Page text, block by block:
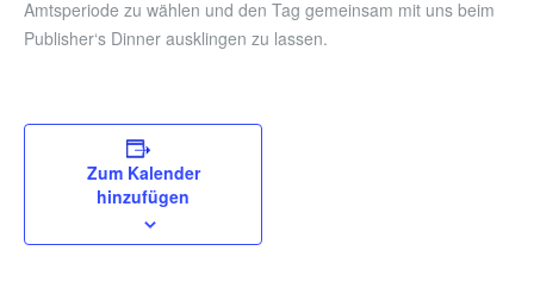
Amtsperiode zu wählen und den Tag gemeinsam mit uns beim
Publisher‘s Dinner ausklingen zu lassen.
Zum Kalender
hinzufügen